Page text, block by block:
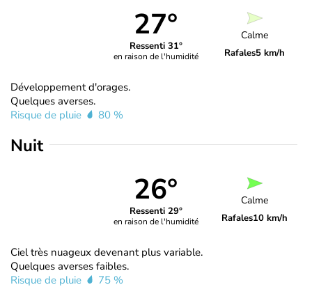
27°
Ressenti 31°
en raison de l'humidité
Calme
Rafales5 km/h
Développement d'orages.
Quelques averses.
Risque de pluie
80 %
Nuit
26°
Ressenti 29°
en raison de l'humidité
Calme
Rafales10 km/h
Ciel très nuageux devenant plus variable.
Quelques averses faibles.
Risque de pluie
75 %